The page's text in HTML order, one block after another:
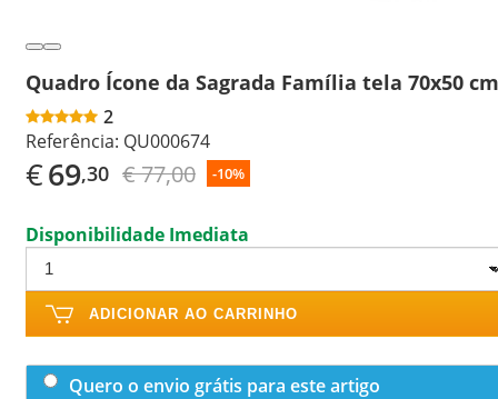
Quadro Ícone da Sagrada Família tela 70x50 cm
2
Referência: QU000674
€69,30 € 77,00 -10%
Disponibilidade Imediata
ADICIONAR AO CARRINHO
Quero o envio grátis para este artigo